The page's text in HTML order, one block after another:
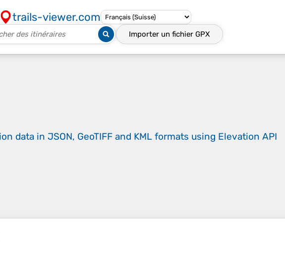
trails-viewer.com
Importer un fichier GPX
data in JSON, GeoTIFF and KML formats using Elevation API